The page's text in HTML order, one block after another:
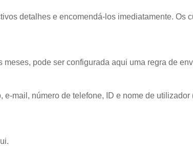
detalhes e encomendá-los imediatamente. Os
pode ser configurada aqui uma regra de
mail, número de telefone, ID e nome de